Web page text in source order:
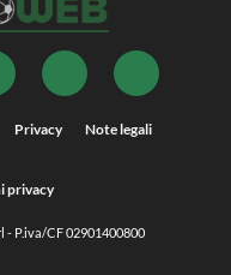
Privacy Note legali
privacy
- P.iva/CF 02901400800